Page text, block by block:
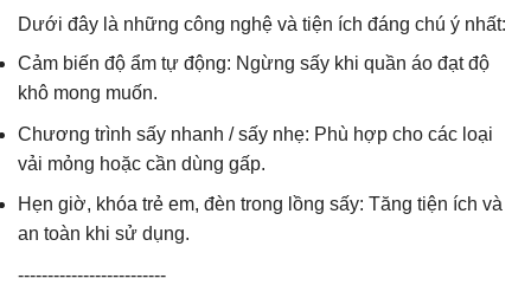
Dưới đây là những công nghệ và tiện ích đáng chú ý nhất:
Cảm biến độ ẩm tự động: Ngừng sấy khi quần áo đạt độ
khô mong muốn.
Chương trình sấy nhanh / sấy nhẹ: Phù hợp cho các loại
vải mỏng hoặc cần dùng gấp.
Hẹn giờ, khóa trẻ em, đèn trong lồng sấy: Tăng tiện ích và
an toàn khi sử dụng.
-------------------------